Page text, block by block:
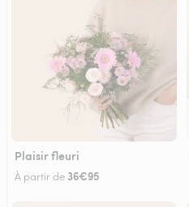
Plaisir fleuri
À partir de 36€95